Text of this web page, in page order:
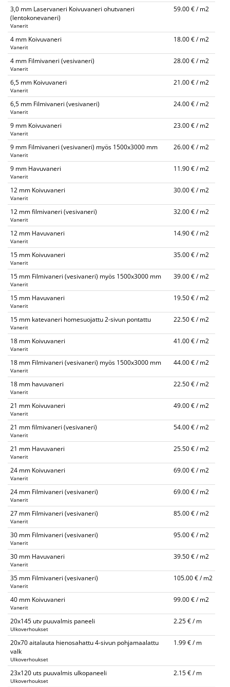
3,0 mm Laservaneri Koivuvaneri ohutvaneri
(lentokonevaneri)
Vanerit
59.00 € / m2
4 mm Koivuvaneri
Vanerit
18.00 € / m2
4 mm Filmivaneri (vesivaneri)
Vanerit
28.00 € / m2
6,5 mm Koivuvaneri
Vanerit
21.00 € / m2
6,5 mm Filmivaneri (vesivaneri)
Vanerit
24.00 € / m2
9 mm Koivuvaneri
Vanerit
23.00 € / m2
9 mm Filmivaneri (vesivaneri) myös 1500x3000 mm
Vanerit
26.00 € / m2
9 mm Havuvaneri
Vanerit
11.90 € / m2
12 mm Koivuvaneri
Vanerit
30.00 € / m2
12 mm filmivaneri (vesivaneri)
Vanerit
32.00 € / m2
12 mm Havuvaneri
Vanerit
14.90 € / m2
15 mm Koivuvaneri
Vanerit
35.00 € / m2
15 mm Filmivaneri (vesivaneri) myös 1500x3000 mm
Vanerit
39.00 € / m2
15 mm Havuvaneri
Vanerit
19.50 € / m2
15 mm katevaneri homesuojattu 2-sivun pontattu
Vanerit
22.50 € / m2
18 mm Koivuvaneri
Vanerit
41.00 € / m2
18 mm Filmivaneri (vesivaneri) myös 1500x3000 mm
Vanerit
44.00 € / m2
18 mm havuvaneri
Vanerit
22.50 € / m2
21 mm Koivuvaneri
Vanerit
49.00 € / m2
21 mm filmivaneri (vesivaneri)
Vanerit
54.00 € / m2
21 mm Havuvaneri
Vanerit
25.50 € / m2
24 mm Koivuvaneri
Vanerit
69.00 € / m2
24 mm Filmivaneri (vesivaneri)
Vanerit
69.00 € / m2
27 mm Filmivaneri (vesivaneri)
Vanerit
85.00 € / m2
30 mm Filmivaneri (vesivaneri)
Vanerit
95.00 € / m2
30 mm Havuvaneri
Vanerit
39.50 € / m2
35 mm Filmivaneri (vesivaneri)
Vanerit
105.00 € / m2
40 mm Koivuvaneri
Vanerit
99.00 € / m2
20x145 utv puuvalmis paneeli
Ulkoverhoukset
2.25 € / m
20x70 aitalauta hienosahattu 4-sivun pohjamaalattu
valk
Ulkoverhoukset
1.99 € / m
23x120 uts puuvalmis ulkopaneeli
Ulkoverhoukset
2.15 € / m